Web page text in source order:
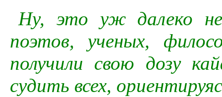
Ну, это уж далеко не
поэтов, ученых,
получили свою дозу
судить всех,